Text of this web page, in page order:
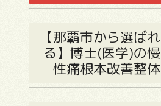
【那覇市から選ばれ
る】博士(医学)の慢
性痛根本改善整体